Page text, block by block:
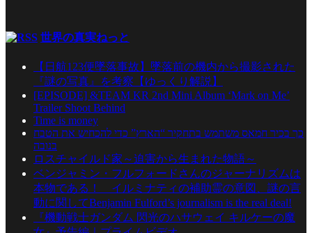
世界の真実ねっと
【日航123便墜落事故】墜落前の機内から撮影された
『謎の写真』を考察【ゆっくり解説】
[EPISODE] &TEAM KR 2nd Mini Album ‘Mark on Me’
Trailer Shoot Behind
Time is money
כך בכיר חמאס משתמש בתחקיר “הארץ” כדי להכחיש את הטבח
בנובה
ロスチャイルド家～迫害から生まれた物語～
ベンジャミン・フルフォードさんのジャーナリズムは
本物である！ イルミナティの補助霊の意図、謎の言
動に関してBenjamin Fulford’s journalism is the real deal!
『機動戦士ガンダム 閃光のハサウェイ キルケーの魔